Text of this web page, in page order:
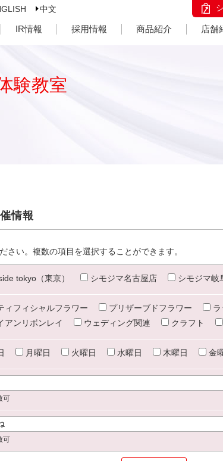
中文
IR情報 採用情報 商品紹介 店舗
験教室
情報
さい。複数の項目を選択することができます。
tokyo（東京） シモジマ名古屋店 シモジマ岐
ィフィシャルフラワー プリザーブドフラワー
アンリボンレイ
ウェディング関連 クラフト
月曜日 火曜日 水曜日 木曜日 金
可
可